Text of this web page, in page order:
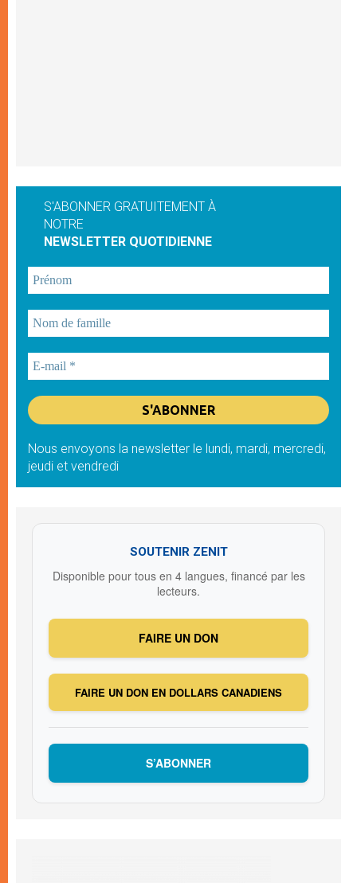
S'ABONNER GRATUITEMENT À
NOTRE
NEWSLETTER QUOTIDIENNE
Nous envoyons la newsletter le lundi, mardi, mercredi,
jeudi et vendredi
SOUTENIR ZENIT
Disponible pour tous en 4 langues, financé par les
lecteurs.
FAIRE UN DON
FAIRE UN DON EN DOLLARS CANADIENS
S’ABONNER